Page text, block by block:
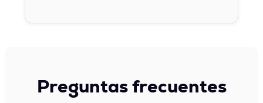
Preguntas frecuentes